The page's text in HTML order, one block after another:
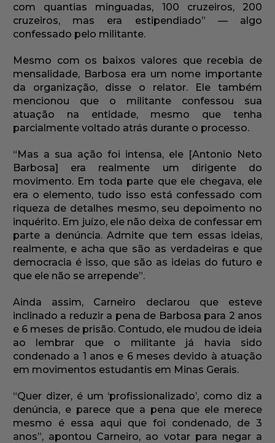
com quantias minguadas, 100 cruzeiros, 200
cruzeiros, mas era estipendiado” — algo
confessado pelo militante.
Mesmo com os baixos valores que recebia de
mensalidade, Barbosa era um nome importante
da organização, disse o relator. Ele também
mencionou que o militante confessou sua
atuação na entidade, mesmo que tenha
parcialmente voltado atrás durante o processo.
“Mas a sua ação foi intensa, ele [Antonio Neto
Barbosa] era realmente um dirigente do
movimento. Em toda parte que ele chegava, ele
era o elemento, tudo isso está confessado com
riqueza de detalhes mesmo, seu depoimento no
inquérito. Em juízo, ele não deixa de confessar em
parte a denúncia. Admite que tem essas ideias,
realmente, e acha que são as verdadeiras e que
democracia é isso, que são as ideias do futuro e
que ele não se arrepende”.
Ainda assim, Carneiro declarou que esteve
inclinado a reduzir a pena de Barbosa para 2 anos
e 6 meses de prisão. Contudo, ele mudou de ideia
ao lembrar que o militante já havia sido
condenado a 1 anos e 6 meses devido à atuação
em movimentos estudantis em Minas Gerais.
“Quer dizer, é um ‘profissionalizado’, como diz a
denúncia, e parece que a pena que ele merece
mesmo é essa aqui que foi condenado, de 3
anos”, apontou Carneiro, ao votar para negar a